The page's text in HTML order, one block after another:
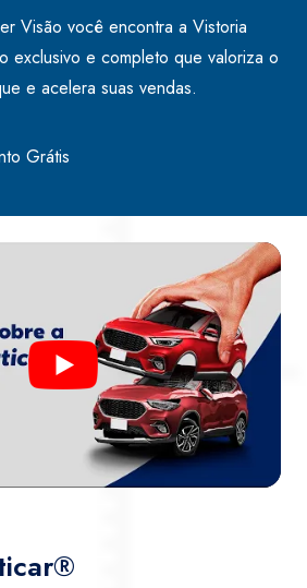
Visão você encontra a Vistoria
exclusivo e completo que valoriza o
e acelera suas vendas.
Grátis